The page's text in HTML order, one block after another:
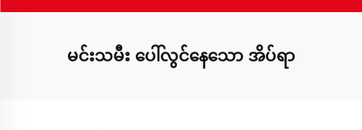
မင်းသမီး ပေါ်လွင်နေသော အိပ်ရာ